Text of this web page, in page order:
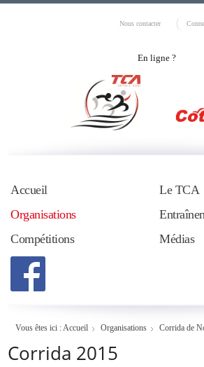
Nous contacter
En ligne ?
Accueil
Le TCA
Organisations
Compétitions
Médias
Vous êtes ici :Accueil Organisations Corrida de
Corrida 2015